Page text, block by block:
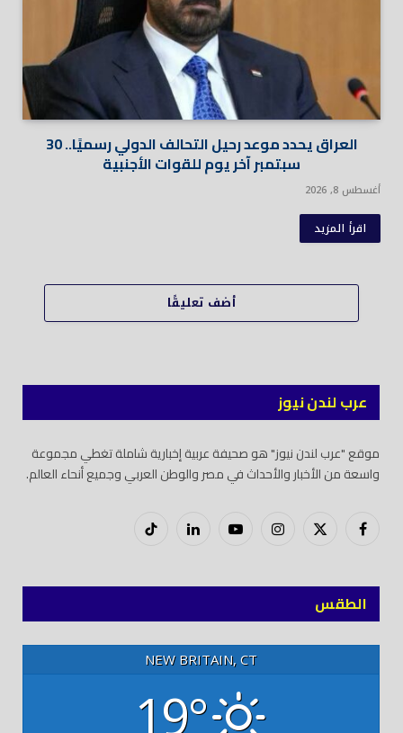
العراق يحدد موعد رحيل التحالف الدولي رسميًا.. 30
سبتمبر آخر يوم للقوات الأجنبية
أغسطس 8, 2026
اقرأ المزيد
أضف تعليقًا
عرب لندن نيوز
موقع "عرب لندن نيوز" هو صحيفة عربية إخبارية شاملة تغطي مجموعة
واسعة من الأخبار والأحداث في مصر والوطن العربي وجميع أنحاء العالم.
فيسبوكX
إنستغراميوتيوب لينكدودتيك
الطقس
NEW BRITAIN, CT
19°